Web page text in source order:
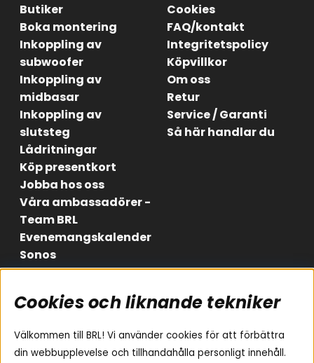
Butiker
Boka montering
Inkoppling av
subwoofer
Inkoppling av
midbasar
Inkoppling av
slutsteg
Lådritningar
Köp presentkort
Jobba hos oss
Våra ambassadörer -
Team BRL
Evenemangskalender
Sonos
Cookies
FAQ/kontakt
Integritetspolicy
Köpvillkor
Om oss
Retur
Service / Garanti
Så här handlar du
Områden
Billjud
Hemmaljud
Följ oss
Instagram
Facebook
Cookies och liknande tekniker
Välkommen till BRL! Vi använder cookies för att förbättra
din webbupplevelse och tillhandahålla personligt innehåll.